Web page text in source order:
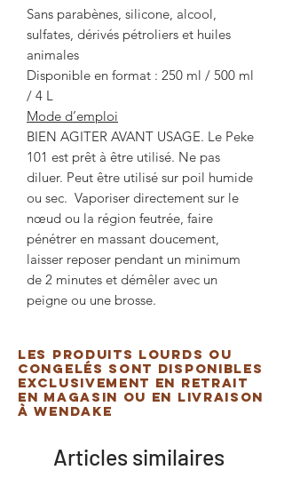
Sans parabènes, silicone, alcool,
sulfates, dérivés pétroliers et huiles
animales
Disponible en format : 250 ml / 500 ml
/ 4 L
Mode d’emploi
BIEN AGITER AVANT USAGE. Le Peke
101 est prêt à être utilisé. Ne pas
diluer. Peut être utilisé sur poil humide
ou sec. Vaporiser directement sur le
nœud ou la région feutrée, faire
pénétrer en massant doucement,
laisser reposer pendant un minimum
de 2 minutes et démêler avec un
peigne ou une brosse.
Les produits lourds ou
congelés sont disponibles
exclusivement en retrait
en magasin ou en livraison
à Wendake
Articles similaires